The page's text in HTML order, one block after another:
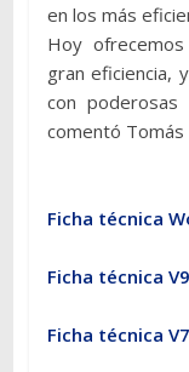
en los más
Hoy
gran eficiencia,
con poderosas
comentó Tomás
Ficha técnica
Ficha técnica
Ficha técnica